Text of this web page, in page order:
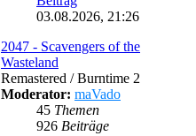
03.08.2026, 21:26
2047 - Scavengers of the
Wasteland
Remastered / Burntime 2
Moderator: maVado
45 Themen
926 Beiträge